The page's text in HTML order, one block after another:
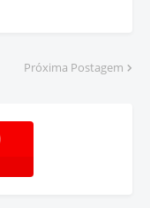
Próxima Postagem